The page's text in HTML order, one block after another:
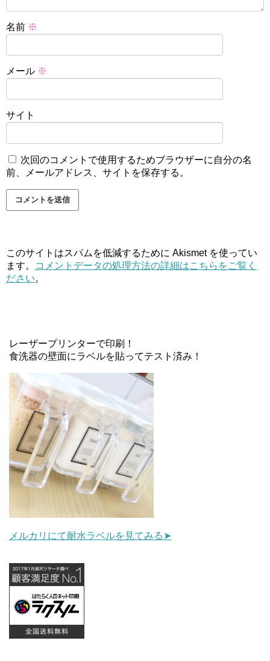
名前 ※
メール ※
サイト
次回のコメントで使用するためブラウザーに自分の名
前、メールアドレス、サイトを保存する。
このサイトはスパムを低減するために Akismet を使ってい
ます。
コメントデータの処理方法の詳細はこちらをご覧く
ださい。
レーザープリンターで印刷！
食洗器の壁面にラベルを貼ってテスト済み！
メルカリにて耐水ラベルを見てみる➤